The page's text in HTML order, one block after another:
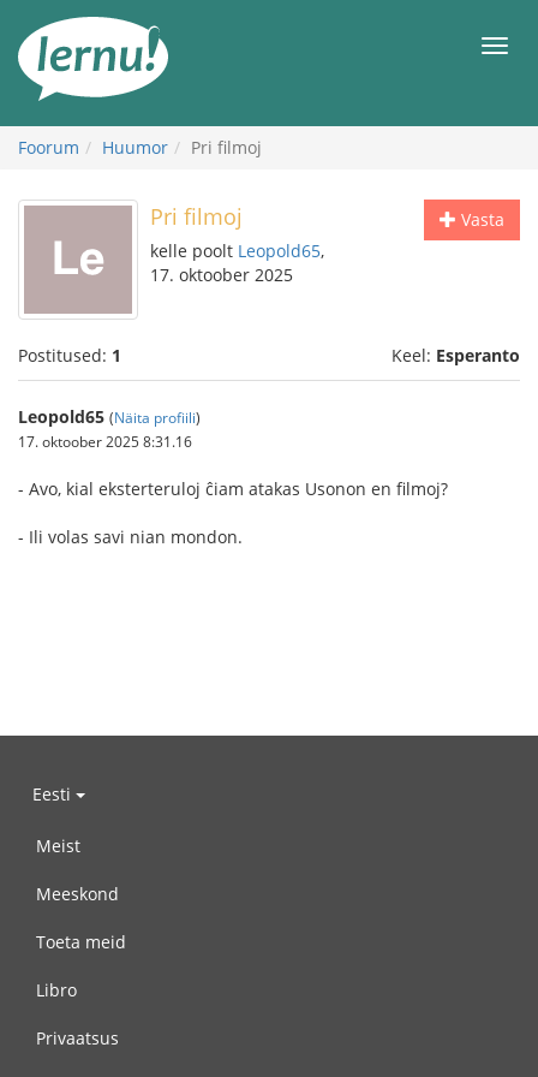
juurde
Foorum Huumor Pri filmoj
Vasta
Pri filmoj
kelle poolt Leopold65,
17. oktoober 2025
Postitused: 1 Keel: Esperanto
Leopold65 (Näita profiili)
17. oktoober 2025 8:31.16
- Avo, kial eksterteruloj ĉiam atakas Usonon en filmoj?
- Ili volas savi nian mondon.
Eesti
Meist
Meeskond
Toeta meid
Libro
Privaatsus